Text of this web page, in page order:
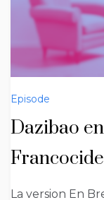
Episode
Dazibao
La version En